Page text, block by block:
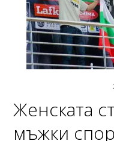
Женската
мъжки